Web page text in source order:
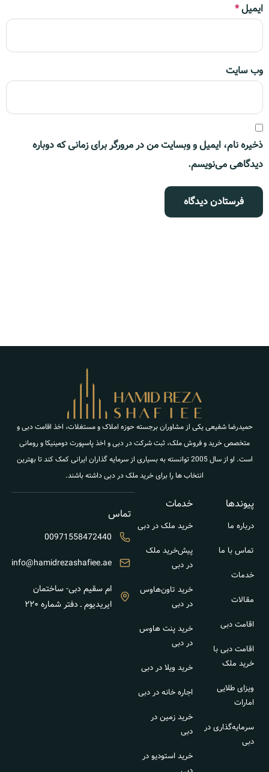
ایمیل*
وب‌ سایت
ذخیره نام، ایمیل و وبسایت من در مرورگر برای زمانی که دوباره
دیدگاهی می‌نویسم.
حمیدرضا شفیعی یکی از مشاوران برجسته حوزه املاک و مستغلات، اخذ اقامت دبی و
متخصص خرید و فروش ملک، ثبت شرکت در دبی و اخذ پاسپورت دومینیکا و رومانی
است. او از سال 2005 توانسته به بسیاری از سرمایه گذاران ایرانی کمک کند تا بهترین
انتخاب ها را برای خرید ملک در دبی داشته باشند.
پیوندها
درباره ما
تماس با ما
خدمات
مقالات
اقامت دبی
اقامت دبی با
خرید ملک
ویزای طلایی
امارات
سرمایه‌گذاری در
دبی
خدمات
خرید ملک در دبی
پیش‌خرید ملک
در دبی
خرید تاون‌هاوس
در دبی
خرید پنت هاوس
در دبی
خرید ویلا در دبی
اجاره خانه در دبی
خرید زمین در
دبی
خرید استودیو در
تماس
00971558472440
info@hamidrezashafiee.ae
ام سقیم دبی- ساختمان
ایریدیوم ـ دفتر شماره ۲۲۰